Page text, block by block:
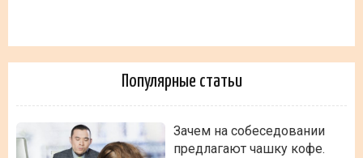
Популярные статьи
Зачем на собеседовании
предлагают чашку кофе.